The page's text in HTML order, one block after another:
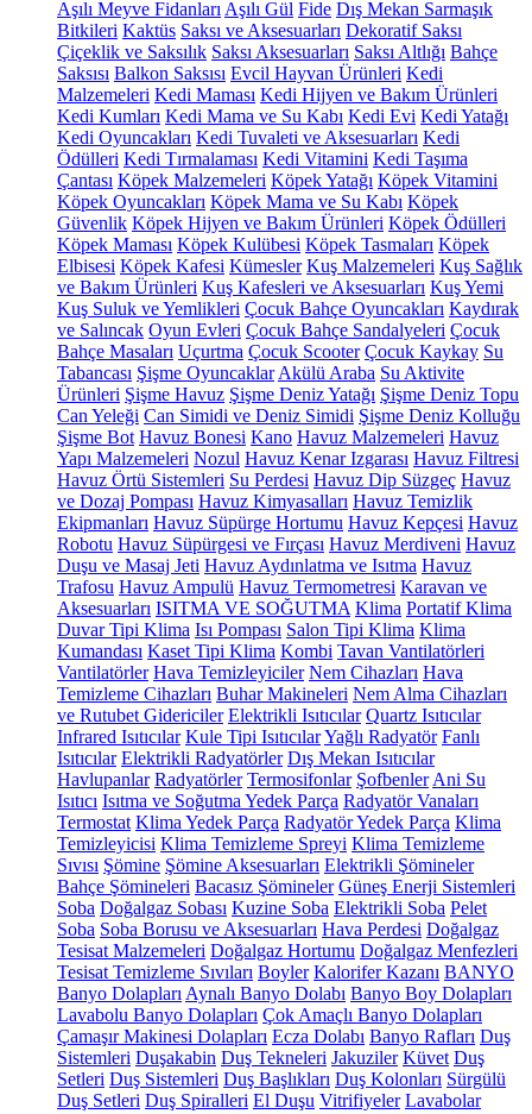
Aşılı Meyve Fidanları Aşılı Gül Fide Dış Mekan Sarmaşık
Bitkileri Kaktüs Saksı ve Aksesuarları Dekoratif Saksı
Çiçeklik ve Saksılık Saksı Aksesuarları Saksı Altlığı Bahçe
Saksısı Balkon Saksısı Evcil Hayvan Ürünleri Kedi
Malzemeleri Kedi Maması Kedi Hijyen ve Bakım Ürünleri
Kedi Kumları Kedi Mama ve Su Kabı Kedi Evi Kedi Yatağı
Kedi Oyuncakları Kedi Tuvaleti ve Aksesuarları Kedi
Ödülleri Kedi Tırmalaması Kedi Vitamini Kedi Taşıma
Çantası Köpek Malzemeleri Köpek Yatağı Köpek Vitamini
Köpek Oyuncakları Köpek Mama ve Su Kabı Köpek
Güvenlik Köpek Hijyen ve Bakım Ürünleri Köpek Ödülleri
Köpek Maması Köpek Kulübesi Köpek Tasmaları Köpek
Elbisesi Köpek Kafesi Kümesler Kuş Malzemeleri Kuş Sağlık
ve Bakım Ürünleri Kuş Kafesleri ve Aksesuarları Kuş Yemi
Kuş Suluk ve Yemlikleri Çocuk Bahçe Oyuncakları Kaydırak
ve Salıncak Oyun Evleri Çocuk Bahçe Sandalyeleri Çocuk
Bahçe Masaları Uçurtma Çocuk Scooter Çocuk Kaykay Su
Tabancası Şişme Oyuncaklar Akülü Araba Su Aktivite
Ürünleri Şişme Havuz Şişme Deniz Yatağı Şişme Deniz Topu
Can Yeleği Can Simidi ve Deniz Simidi Şişme Deniz Kolluğu
Şişme Bot Havuz Bonesi Kano Havuz Malzemeleri Havuz
Yapı Malzemeleri Nozul Havuz Kenar Izgarası Havuz Filtresi
Havuz Örtü Sistemleri Su Perdesi Havuz Dip Süzgeç Havuz
ve Dozaj Pompası Havuz Kimyasalları Havuz Temizlik
Ekipmanları Havuz Süpürge Hortumu Havuz Kepçesi Havuz
Robotu Havuz Süpürgesi ve Fırçası Havuz Merdiveni Havuz
Duşu ve Masaj Jeti Havuz Aydınlatma ve Isıtma Havuz
Trafosu Havuz Ampulü Havuz Termometresi Karavan ve
Aksesuarları ISITMA VE SOĞUTMA Klima Portatif Klima
Duvar Tipi Klima Isı Pompası Salon Tipi Klima Klima
Kumandası Kaset Tipi Klima Kombi Tavan Vantilatörleri
Vantilatörler Hava Temizleyiciler Nem Cihazları Hava
Temizleme Cihazları Buhar Makineleri Nem Alma Cihazları
ve Rutubet Gidericiler Elektrikli Isıtıcılar Quartz Isıtıcılar
Infrared Isıtıcılar Kule Tipi IsıtıcılarYağlı Radyatör Fanlı
Isıtıcılar Elektrikli Radyatörler Dış Mekan Isıtıcılar
Havlupanlar Radyatörler Termosifonlar Şofbenler Ani Su
Isıtıcı Isıtma ve Soğutma Yedek Parça Radyatör Vanaları
Termostat Klima Yedek Parça Radyatör Yedek Parça Klima
Temizleyicisi Klima Temizleme Spreyi Klima Temizleme
Sıvısı Şömine Şömine Aksesuarları Elektrikli Şömineler
Bahçe Şömineleri Bacasız Şömineler Güneş Enerji Sistemleri
Soba Doğalgaz Sobası Kuzine Soba Elektrikli Soba Pelet
Soba Soba Borusu ve Aksesuarları Hava Perdesi Doğalgaz
Tesisat Malzemeleri Doğalgaz Hortumu Doğalgaz Menfezleri
Tesisat Temizleme Sıvıları Boyler Kalorifer Kazanı BANYO
Banyo Dolapları Aynalı Banyo Dolabı Banyo Boy Dolapları
Lavabolu Banyo Dolapları Çok Amaçlı Banyo Dolapları
Çamaşır Makinesi Dolapları Ecza Dolabı Banyo Rafları Duş
Sistemleri Duşakabin Duş Tekneleri Jakuziler Küvet Duş
Setleri Duş Sistemleri Duş Başlıkları Duş Kolonları Sürgülü
Duş Setleri Duş Spiralleri El Duşu Vitrifiyeler Lavabolar